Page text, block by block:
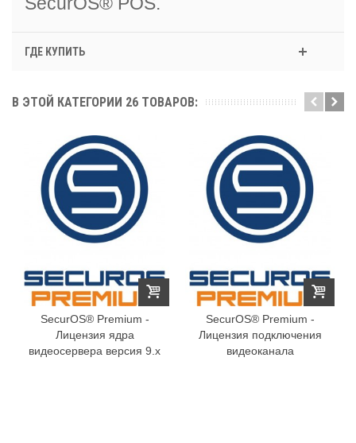
ГДЕ КУПИТЬ
В ЭТОЙ КАТЕГОРИИ 26 ТОВАРОВ:
SecurOS® Premium -
Лицензия ядра
видеосервера версия 9.x
SecurOS® Premium -
Лицензия подключения
видеоканала